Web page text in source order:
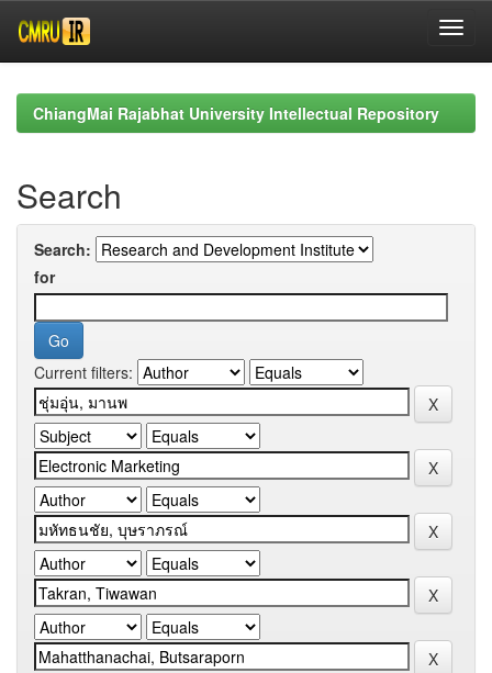
navigationChiangMai Rajabhat University Intellectual Repository
Search
Search:
for
Current filters: